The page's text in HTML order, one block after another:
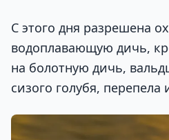
С этого дня разрешена
водоплавающую дичь,
на болотную дичь,
сизого голубя, перепела